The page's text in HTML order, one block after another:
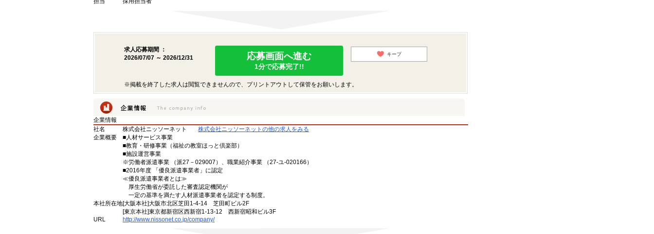
求人応募期間 ：
2026/07/07 ～ 2026/12/31
応募画面へ進む
1分で応募完了!!
キープ
※掲載を終了した求人は閲覧できませんので、プリントアウトして保管をお願いします。
企業情報
社名
株式会社ニッソーネット
株式会社ニッソーネットの他の求人をみる
企業概要
■人材サービス事業
■教育・研修事業（福祉の教室ほっと倶楽部）
■施設運営事業
※労働者派遣事業 （派27－029007）、職業紹介事業 （27-ユ-020166）
■2016年度 「優良派遣事業者」に認定
≪優良派遣事業者とは≫
厚生労働省が委託した審査認定機関が
一定の基準を満たす人材派遣事業者を認定する制度。
本社所在地[大阪本社]大阪市北区芝田1-4-14 芝田町ビル2F
[東京本社]東京都新宿区西新宿1-13-12 西新宿昭和ビル3F
URL
http://www.nissonet.co.jp/company/